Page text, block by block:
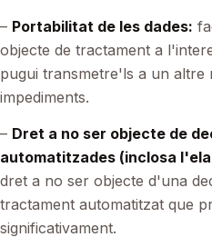
– Portabilitat de les dades:
objecte de tractament a
pugui transmetre'ls a un altre
impediments.
– Dret a no ser objecte de
automatitzades (inclosa
dret a no ser objecte d'una
tractament automatitzat que
significativament.